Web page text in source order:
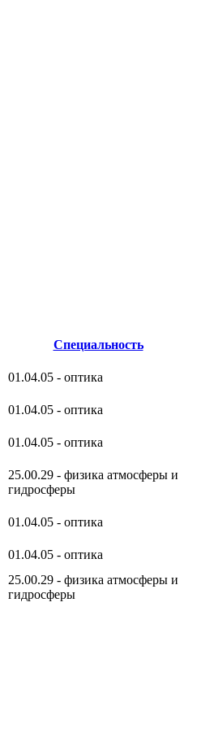
Специальность
01.04.05 - оптика
01.04.05 - оптика
01.04.05 - оптика
25.00.29 - физика атмосферы и
гидросферы
01.04.05 - оптика
01.04.05 - оптика
25.00.29 - физика атмосферы и
гидросферы